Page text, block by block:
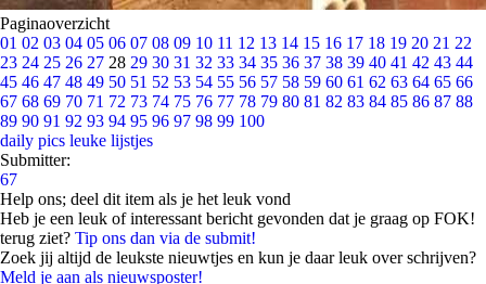
Paginaoverzicht
01 02 03 04 05 06 07 08 09 10 11 12 13 14 15 16 17 18 19 20 21 22
23 24 25 26 27 28 29 30 31 32 33 34 35 36 37 38 39 40 41 42 43 44
45 46 47 48 49 50 51 52 53 54 55 56 57 58 59 60 61 62 63 64 65 66
67 68 69 70 71 72 73 74 75 76 77 78 79 80 81 82 83 84 85 86 87 88
89 90 91 92 93 94 95 96 97 98 99 100
daily pics leuke lijstjes
Submitter:
67
Help ons; deel dit item als je het leuk vond
Heb je een leuk of interessant bericht gevonden dat je graag op FOK!
terug ziet? Tip ons dan via de submit!
Zoek jij altijd de leukste nieuwtjes en kun je daar leuk over schrijven?
Meld je aan als nieuwsposter!